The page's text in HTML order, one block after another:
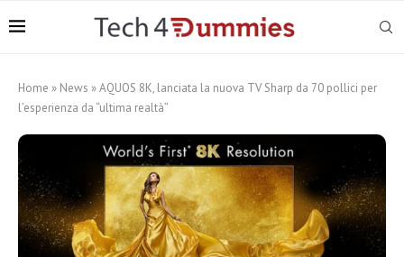
Home » News »AQUOS 8K, lanciata la nuova TV Sharp da 70 pollici per
l’esperienza da “ultima realtà”